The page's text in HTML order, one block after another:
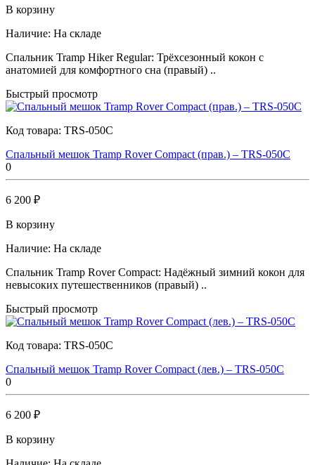
В корзину
Наличие: На складе
Спальник Tramp Hiker Regular: Трёхсезонный кокон с
анатомией для комфортного сна (правый) ..
Быстрый просмотр
Код товара: TRS-050C
Спальный мешок Tramp Rover Compact (прав.) – TRS-050С
0
6 200 ₽
В корзину
Наличие: На складе
Спальник Tramp Rover Compact: Надёжный зимний кокон для
невысоких путешественников (правый) ..
Быстрый просмотр
Код товара: TRS-050C
Спальный мешок Tramp Rover Compact (лев.) – TRS-050С
0
6 200 ₽
В корзину